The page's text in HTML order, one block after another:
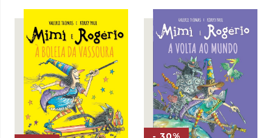
13,00 €.9,10 €.
15,00 €.10,50 €.